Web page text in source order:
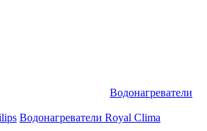
Водонагреватели
Водонагреватели Royal Clima